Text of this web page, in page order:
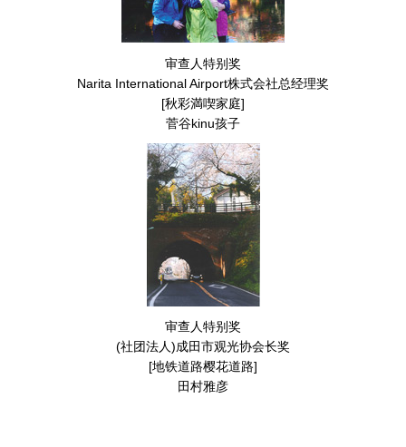
审查人特别奖
Narita International Airport株式会社总经理奖
[秋彩満喫家庭]
菅谷kinu孩子
审查人特别奖
(社团法人)成田市观光协会长奖
[地铁道路樱花道路]
田村雅彦